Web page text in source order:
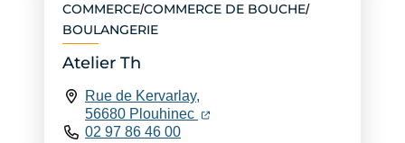
COMMERCE/COMMERCE DE BOUCHE/
BOULANGERIE
Atelier Th
Rue de Kervarlay,
56680 Plouhinec (ouverture dans un nouvel
(ouverture dans un nouvel
02 97 86 46 00